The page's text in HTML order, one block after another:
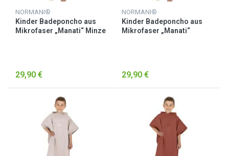
NORMANI®
Kinder Badeponcho aus
Mikrofaser „Manati“ Minze
29,90 €
NORMANI®
Kinder Badeponcho aus
Mikrofaser „Manati“
29,90 €